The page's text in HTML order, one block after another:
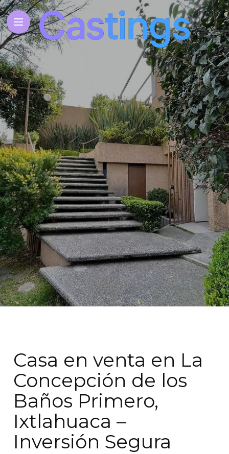
Casa en venta en La
Concepción de los
Baños Primero,
Ixtlahuaca –
Inversión Segura